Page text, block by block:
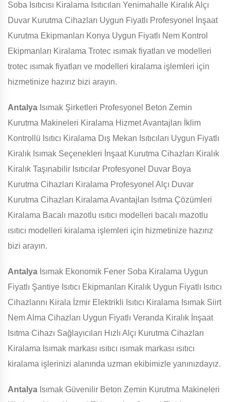
Soba Isıtıcısı Kiralama Isıtıcıları Yenimahalle Kiralık Alçı
Duvar Kurutma Cihazları Uygun Fiyatlı Profesyonel İnşaat
Kurutma Ekipmanları Konya Uygun Fiyatlı Nem Kontrol
Ekipmanları Kiralama Trotec ısımak fiyatları ve modelleri
trotec ısımak fiyatları ve modelleri kiralama işlemleri için
hizmetinize hazırız bizi arayın.
Antalya Isımak Şirketleri Profesyonel Beton Zemin
Kurutma Makineleri Kiralama Hizmet Avantajları İklim
Kontrollü Isıtıcı Kiralama Dış Mekan Isıtıcıları Uygun Fiyatlı
Kiralık Isımak Seçenekleri İnşaat Kurutma Cihazları Kiralık
Kiralık Taşınabilir Isıtıcılar Profesyonel Duvar Boya
Kurutma Cihazları Kiralama Profesyonel Alçı Duvar
Kurutma Cihazları Kiralama Avantajları Isıtma Çözümleri
Kiralama Bacalı mazotlu ısıtıcı modelleri bacalı mazotlu
ısıtıcı modelleri kiralama işlemleri için hizmetinize hazırız
bizi arayın.
Antalya Isımak Ekonomik Fener Soba Kiralama Uygun
Fiyatlı Şantiye Isıtıcı Ekipmanları Kiralık Uygun Fiyatlı Isıtıcı
Cihazlarını Kirala İzmir Elektrikli Isıtıcı Kiralama Isımak Siirt
Nem Alma Cihazları Uygun Fiyatlı Veranda Kiralık İnşaat
Isıtma Cihazı Sağlayıcıları Hızlı Alçı Kurutma Cihazları
Kiralama Isımak markası ısıtıcı ısımak markası ısıtıcı
kiralama işlerinizi alanında uzman ekibimizle yanınızdayız.
Antalya Isımak Güvenilir Beton Zemin Kurutma Makineleri